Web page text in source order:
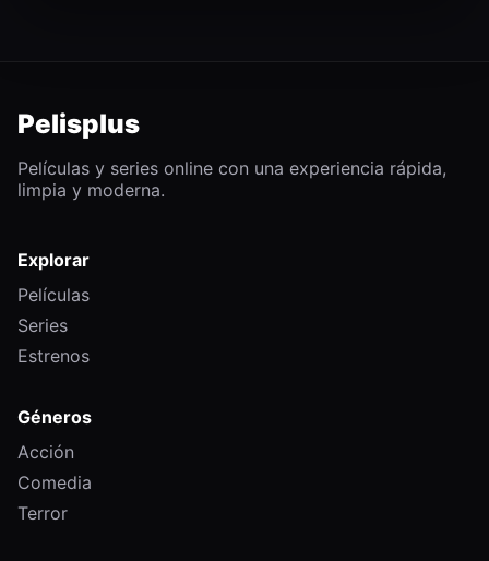
Pelisplus
Películas y series online con una experiencia rápida,
limpia y moderna.
Explorar
Películas
Series
Estrenos
Géneros
Acción
Comedia
Terror